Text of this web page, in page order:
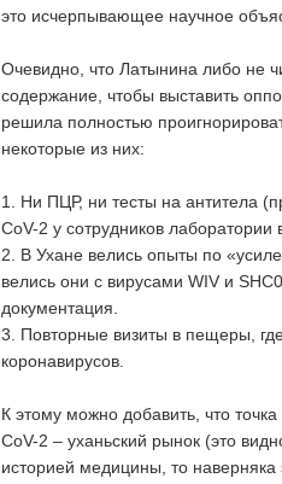
это исчерпывающее научное
Очевидно, что Латынина либо не
содержание, чтобы выставить
решила полностью
некоторые из них:
1. Ни ПЦР, ни тесты на антитела
CoV-2 у сотрудников лаборатории
2. В Ухане велись опыты по
велись они с вирусами WIV и
документация.
3. Повторные визиты в пещеры,
коронавирусов.
К этому можно добавить, что
CoV-2 – уханьский рынок (это
историей медицины, то